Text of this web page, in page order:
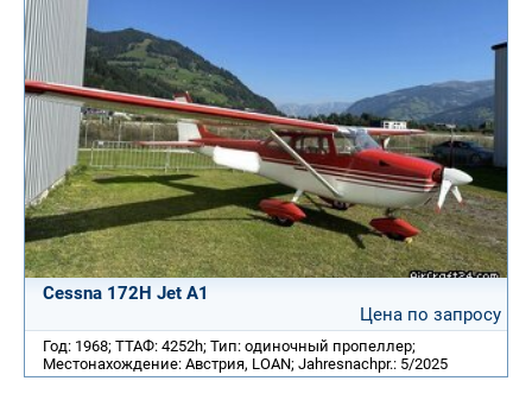
Cessna 172H Jet A1
Цена по запросу
Год: 1968; ТТАФ: 4252h; Тип: одиночный пропеллер;
Местонахождение: Австрия, LOAN; Jahresnachpr.: 5/2025